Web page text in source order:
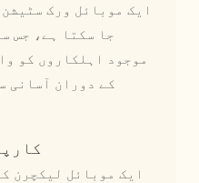
ایک موبائل ورک
جا سکتا ہے، جس
موجود اہلکاروں کو
کے دوران آسانی
ایک موبائل لیکچرن